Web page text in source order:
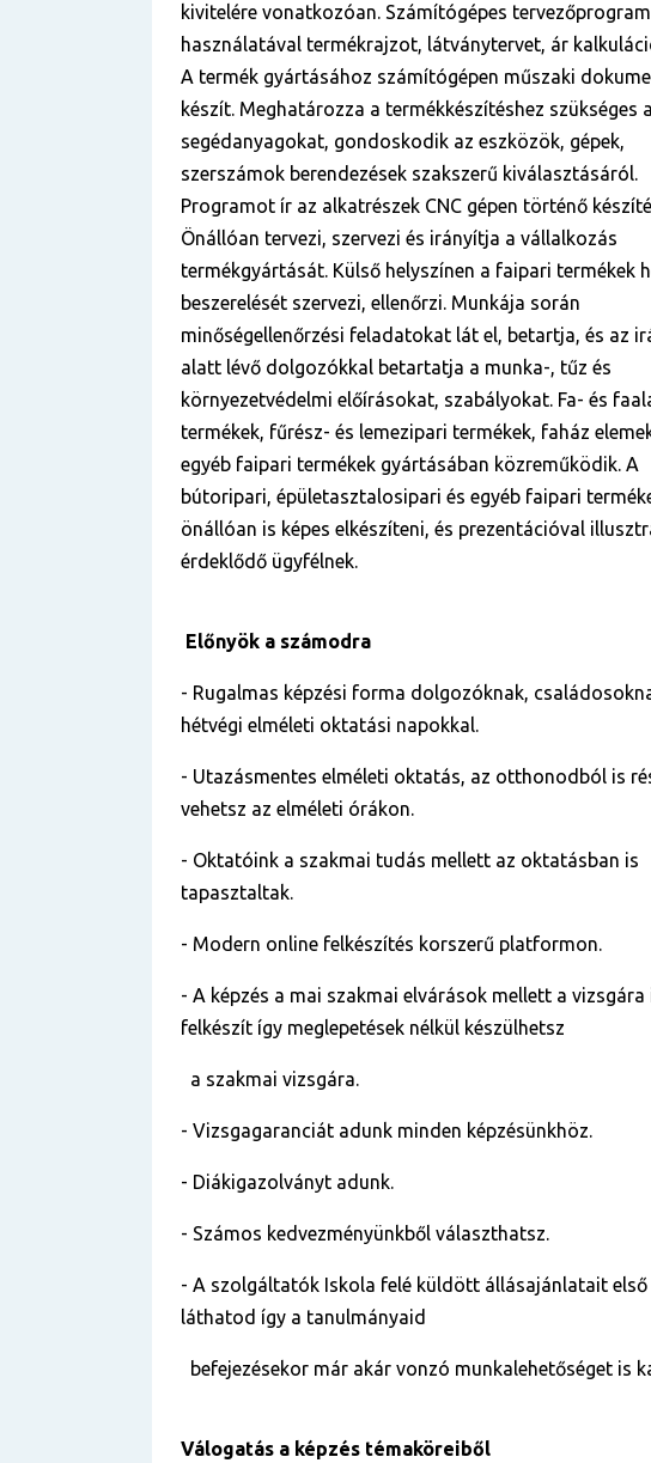
kivitelére vonatkozóan. Számítógépes tervezőprogram
használatával termékrajzot, látványtervet, ár
A termék gyártásához számítógépen műszaki
készít. Meghatározza a termékkészítéshez szükséges
segédanyagokat, gondoskodik az eszközök, gépek,
szerszámok berendezések szakszerű kiválasztásáról.
Programot ír az alkatrészek CNC gépen történő
Önállóan tervezi, szervezi és irányítja a vállalkozás
termékgyártását. Külső helyszínen a faipari termékek
beszerelését szervezi, ellenőrzi. Munkája során
minőségellenőrzési feladatokat lát el, betartja, és az
alatt lévő dolgozókkal betartatja a munka-, tűz és
környezetvédelmi előírásokat, szabályokat. Fa- és
termékek, fűrész- és lemezipari termékek, faház
egyéb faipari termékek gyártásában közreműködik. A
bútoripari, épületasztalosipari és egyéb faipari
önállóan is képes elkészíteni, és prezentációval
érdeklődő ügyfélnek.
Előnyök a számodra
- Rugalmas képzési forma dolgozóknak,
hétvégi elméleti oktatási napokkal.
- Utazásmentes elméleti oktatás, az otthonodból is
vehetsz az elméleti órákon.
- Oktatóink a szakmai tudás mellett az oktatásban is
tapasztaltak.
- Modern online felkészítés korszerű platformon.
- A képzés a mai szakmai elvárások mellett a vizsgára
felkészít így meglepetések nélkül készülhetsz
a szakmai vizsgára.
- Vizsgagaranciát adunk minden képzésünkhöz.
- Diákigazolványt adunk.
- Számos kedvezményünkből választhatsz.
- A szolgáltatók Iskola felé küldött állásajánlatait első
láthatod így a tanulmányaid
befejezésekor már akár vonzó munkalehetőséget is
Válogatás a képzés témaköreiből